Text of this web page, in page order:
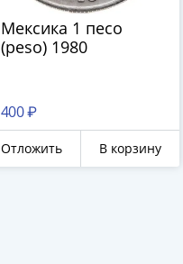
Мексика 1 песо
(peso) 1980
400 ₽
Отложить В корзину